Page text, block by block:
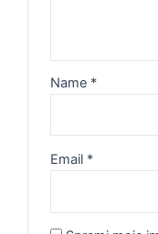
Name *
Email *